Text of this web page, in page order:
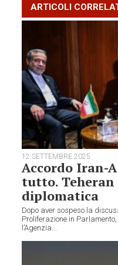
ARTICOLI
12 SETTEMBRE 2025
Accordo Iran-
tutto.
diplomatica
Dopo aver sospeso la
Proliferazione in
l’Agenzia...